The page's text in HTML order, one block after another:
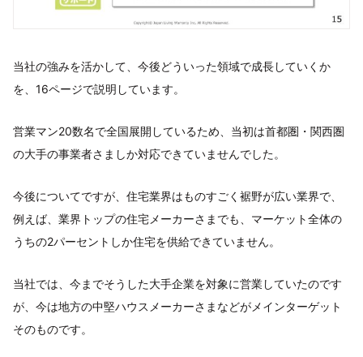
当社の強みを活かして、今後どういった領域で成長していくか
を、16ページで説明しています。
営業マン20数名で全国展開しているため、当初は首都圏・関西圏
の大手の事業者さましか対応できていませんでした。
今後についてですが、住宅業界はものすごく裾野が広い業界で、
例えば、業界トップの住宅メーカーさまでも、マーケット全体の
うちの2パーセントしか住宅を供給できていません。
当社では、今までそうした大手企業を対象に営業していたのです
が、今は地方の中堅ハウスメーカーさまなどがメインターゲット
そのものです。